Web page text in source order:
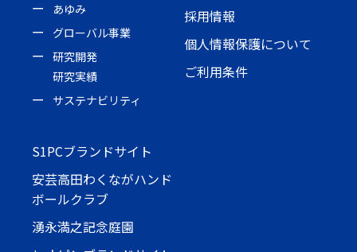
あゆみ
グローバル事業
研究開発
研究実績
サステナビリティ
採用情報
個人情報保護について
ご利用条件
S1PCブランドサイト
安芸高田わくながハンド
ボールクラブ
湧永満之記念庭園